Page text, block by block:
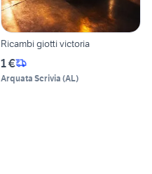
Ricambi giotti victoria
1 €
Arquata Scrivia (AL)